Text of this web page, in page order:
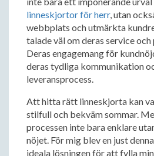
linneskjortor för herr, utan
webbplats och utmärkta
talade väl om deras service
Deras engagemang för
deras tydliga kommunikation
leveransprocess.
Att hitta rätt linneskjorta kan
stilfull och bekväm sommar.
processen inte bara enklare
nöjet. För mig blev en just
ideala lösningen för att fylla